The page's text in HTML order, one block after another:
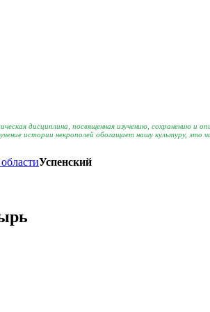
дисциплина, посвященная изучению, сохранению и
истории некрополей обогащает нашу культуру, это
Успенский